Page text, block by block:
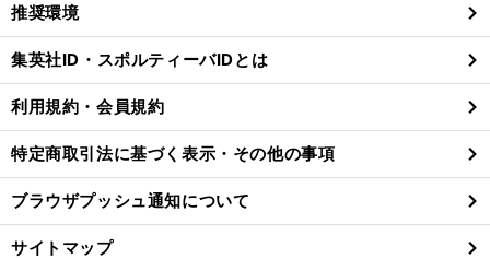
。
、
閉
る
推奨環境
集英社ID・スポルティーバIDとは
利用規約・会員規約
特定商取引法に基づく表示・その他の事項
ブラウザプッシュ通知について
サイトマップ